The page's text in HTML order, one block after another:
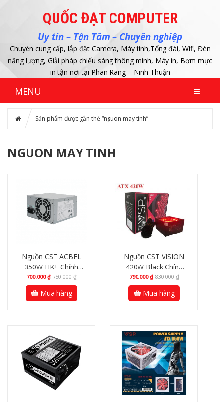
QUỐC ĐẠT COMPUTER
Uy tín – Tận Tâm – Chuyên nghiệp
Chuyên cung cấp, lắp đặt Camera, Máy tính,Tổng đài, Wifi, Đèn
năng lượng, Giải pháp chiếu sáng thông minh, Máy in, Bơm mực
in tận nơi tại Phan Rang – Ninh Thuận
MENU
Sản phẩm được gắn thẻ “nguon may tinh”
NGUON MAY TINH
Nguồn CST ACBEL
350W HK+ Chính
hãng
700.000₫ 750.000₫
Mua hàng
Nguồn CST VISION
420W Black Chính
hãng (4+4pin, 6pin,
Dây dài, Kèm dây
nguồn)
790.000₫ 830.000₫
Mua hàng